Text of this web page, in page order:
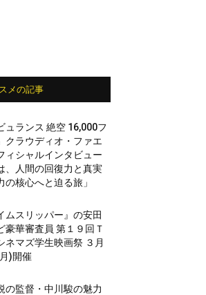
メの記事
ュランス 絶空 16,000フ
クラウディオ・ファエ
ィシャルインタビュー
、人間の回復力と真実
の核心へと迫る旅」
ムスリッパー』の安田
豪華審査員 第１９回Ｔ
ネマズ学生映画祭 ３月
)開催
の監督・中川駿の魅力